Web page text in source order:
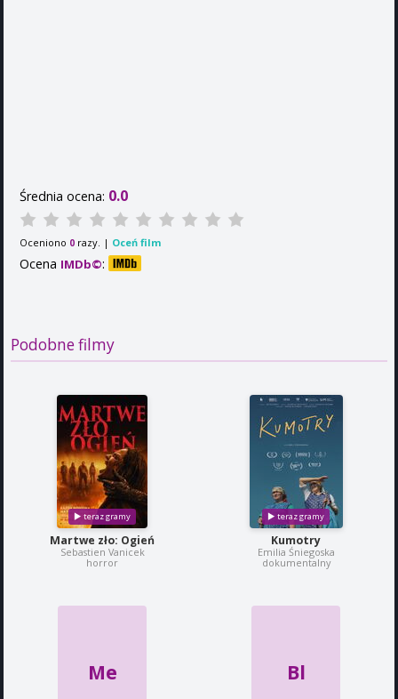
Średnia ocena: 0.0
Oceniono 0 razy. | Oceń film
Ocena IMDb©:
Podobne filmy
Martwe zło: Ogień
Sebastien Vanicek
horror
Kumotry
Emilia Śniegoska
dokumentalny
Me Bl